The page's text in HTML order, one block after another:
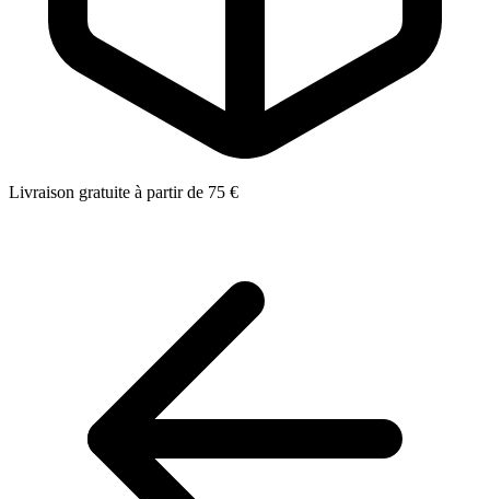
Livraison gratuite à partir de 75 €